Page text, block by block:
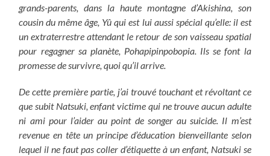
grands-parents, dans la haute montagne d’Akishina, son
cousin du même âge, Yû qui est lui aussi spécial qu’elle: il est
un extraterrestre attendant le retour de son vaisseau spatial
pour regagner sa planète, Pohapipinpobopia. Ils se font la
promesse de survivre, quoi qu’il arrive.
De cette première partie, j’ai trouvé touchant et révoltant ce
que subit Natsuki, enfant victime qui ne trouve aucun adulte
ni ami pour l’aider au point de songer au suicide. Il m’est
revenue en tête un principe d’éducation bienveillante selon
lequel il ne faut pas coller d’étiquette à un enfant, Natsuki se